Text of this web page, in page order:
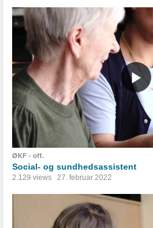
ØKF - off.
Social- og sundhedsassistent
2.129 views 27. februar 2022